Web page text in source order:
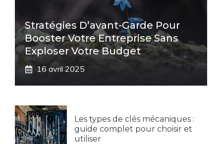
Stratégies D’avant-Garde Pour
Booster Votre Entreprise Sans
Exploser Votre Budget
16 avril 2025
Les types de clés mécaniques :
guide complet pour choisir et
utiliser